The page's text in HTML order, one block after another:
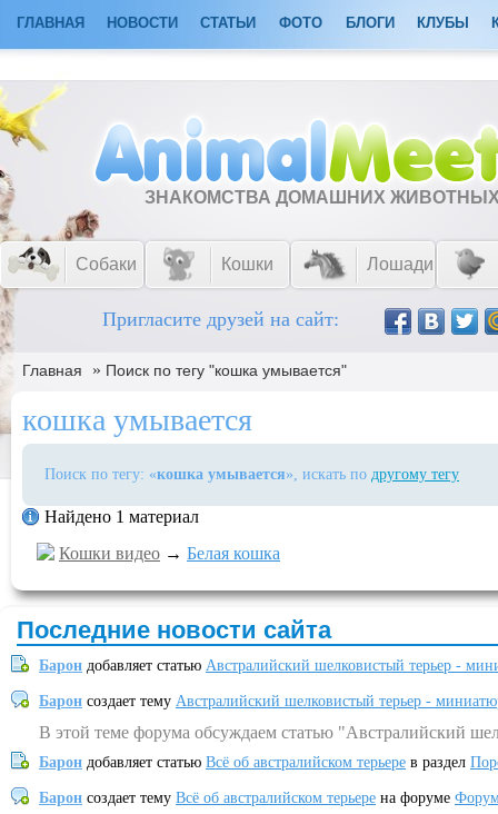
ГЛАВНАЯ НОВОСТИ СТАТЬИ ФОТО БЛОГИ КЛУБЫ
ЗНАКОМСТВА ДОМАШНИХ
Собаки Кошки Лошади
Пригласите друзей на сайт:
Главная » Поиск по тегу "кошка умывается"
кошка умывается
Поиск по тегу: «кошка умывается», искать по другому тегу
Найдено 1 материал
Кошки видео → Белая кошка
Последние новости сайта
Барон добавляет статью Австралийский шелковистый терьер -
Барон создает тему Австралийский шелковистый терьер -
В этой теме форума обсуждаем статью "Австралийский
Барон добавляет статью Всё об австралийском терьере в раздел
Барон создает тему Всё об австралийском терьере на форуме